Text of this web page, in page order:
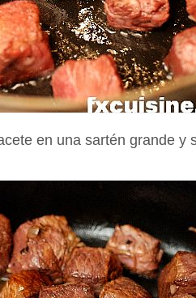
en una sartén grande y